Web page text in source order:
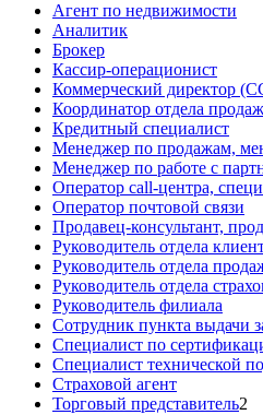
Агент по недвижимости
Аналитик
Брокер
Кассир-операционист
Коммерческий директор
Координатор отдела продаж
Кредитный специалист
Менеджер по продажам,
Менеджер по работе с
Оператор call-центра,
Оператор почтовой связи
Продавец-консультант,
Руководитель отдела
Руководитель отдела
Руководитель отдела
Руководитель филиала
Сотрудник пункта выдачи
Специалист по
Специалист технической
Страховой агент
Торговый представитель2